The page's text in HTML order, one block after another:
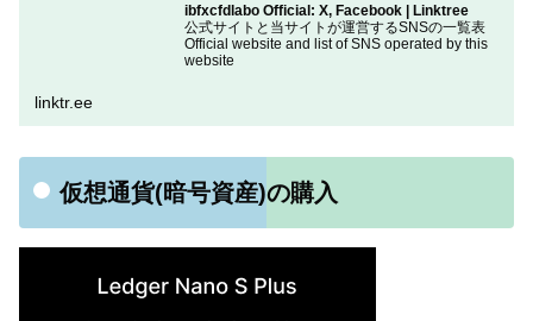
ibfxcfdlabo Official: X, Facebook | Linktree
公式サイトと当サイトが運営するSNSの一覧表
Official website and list of SNS operated by this
website
linktr.ee
仮想通貨(暗号資産)の購入